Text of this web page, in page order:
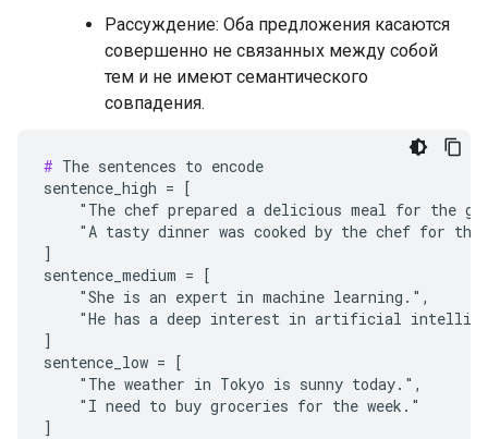
Рассуждение: Оба предложения касаются
совершенно не связанных между собой
тем и не имеют семантического
совпадения.
# The sentences to encode
sentence_high = [
"The chef prepared a delicious meal for the
"A tasty dinner was cooked by the chef for the
]
sentence_medium = [
    "She is an expert in machine learning.",
"He has a deep interest in artificial
]
sentence_low = [
    "The weather in Tokyo is sunny today.",
    "I need to buy groceries for the week."
]